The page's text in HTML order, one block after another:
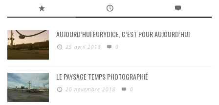
AUJOURD’HUI EURYDICE, C’EST POUR AUJOURD’HUI
25 avril 2018 0
LE PAYSAGE TEMPS PHOTOGRAPHIÉ
20 novembre 2018 0